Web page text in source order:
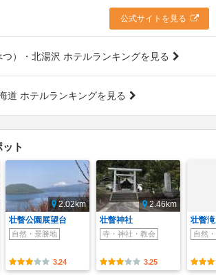
公式サイトを見る
）・北湯沢 ホテルランキングを見る
道 ホテルランキングを見る
ト
2.02km
壮瞥公園展望台
自然・景勝地
3.24
2.46km
壮瞥神社
寺・神社・教会
3.25
壮瞥滝
自然